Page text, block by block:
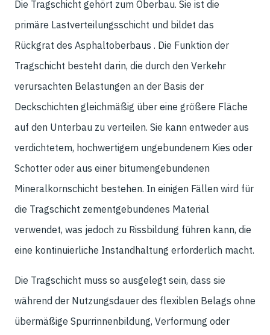
Die Tragschicht gehört zum Oberbau. Sie ist die
primäre Lastverteilungsschicht und bildet das
Rückgrat des Asphaltoberbaus . Die Funktion der
Tragschicht besteht darin, die durch den Verkehr
verursachten Belastungen an der Basis der
Deckschichten gleichmäßig über eine größere Fläche
auf den Unterbau zu verteilen. Sie kann entweder aus
verdichtetem, hochwertigem ungebundenem Kies oder
Schotter oder aus einer bitumengebundenen
Mineralkornschicht bestehen. In einigen Fällen wird für
die Tragschicht zementgebundenes Material
verwendet, was jedoch zu Rissbildung führen kann, die
eine kontinuierliche Instandhaltung erforderlich macht.
Die Tragschicht muss so ausgelegt sein, dass sie
während der Nutzungsdauer des flexiblen Belags ohne
übermäßige Spurrinnenbildung, Verformung oder